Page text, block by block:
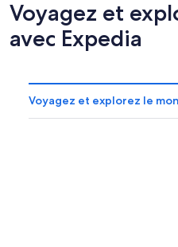
Voyagez et
avec Expedia
Voyagez et explorez le